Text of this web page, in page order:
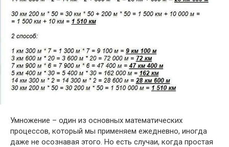
Умножение – один из основных математических
процессов, который мы применяем ежедневно, иногда
даже не осознавая этого. Но есть случаи, когда простая